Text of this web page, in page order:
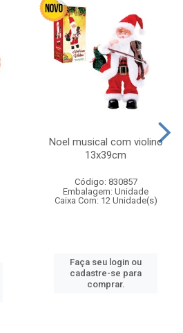
Noel musical com violino
13x39cm
Código: 830857
Embalagem: Unidade
Caixa Com: 12 Unidade(s)
Faça seu login ou
cadastre-se para
comprar.